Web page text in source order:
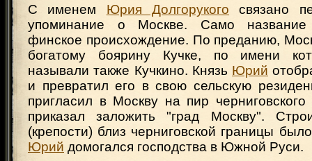
С именем Юрия Долгорукого связано
упоминание о Москве. Само
финское происхождение. По преданию,
богатому боярину Кучке, по имени
называли также Кучкино. Князь Юрий
и превратил его в свою сельскую
пригласил в Москву на пир
приказал заложить "град Москву".
(крепости) близ черниговской границы
Юрий домогался господства в Южной Руси.